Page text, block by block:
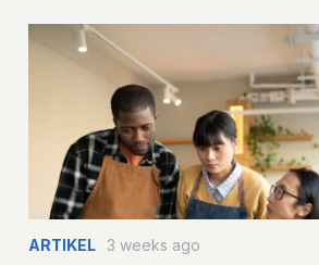
ARTIKEL 3 weeks ago